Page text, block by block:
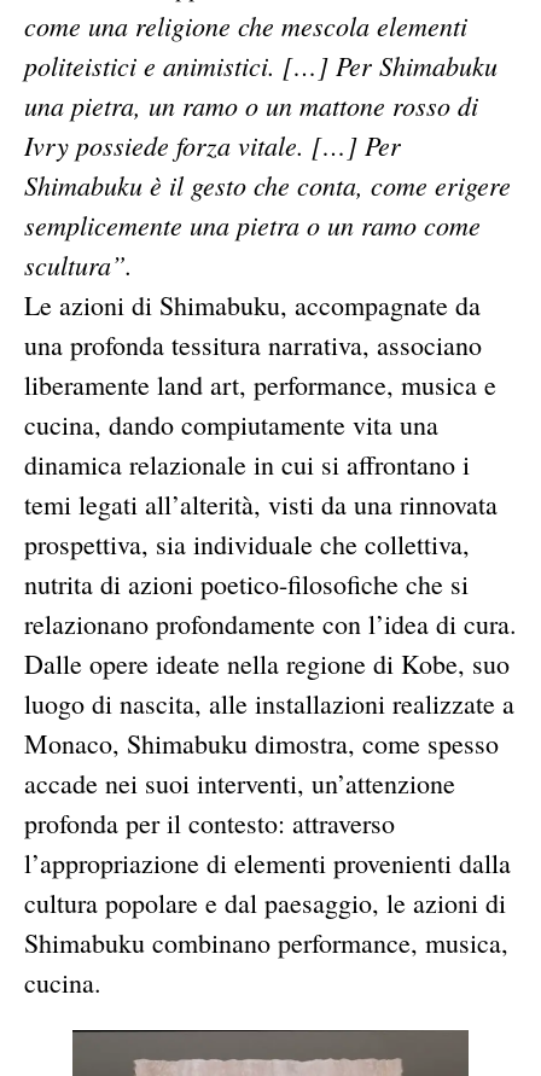
come una religione che mescola elementi
politeistici e animistici. […] Per Shimabuku
una pietra, un ramo o un mattone rosso di
Ivry possiede forza vitale. […] Per
Shimabuku è il gesto che conta, come erigere
semplicemente una pietra o un ramo come
scultura”.
Le azioni di Shimabuku, accompagnate da
una profonda tessitura narrativa, associano
liberamente land art, performance, musica e
cucina, dando compiutamente vita una
dinamica relazionale in cui si affrontano i
temi legati all’alterità, visti da una rinnovata
prospettiva, sia individuale che collettiva,
nutrita di azioni poetico-filosofiche che si
relazionano profondamente con l’idea di cura.
Dalle opere ideate nella regione di Kobe, suo
luogo di nascita, alle installazioni realizzate a
Monaco, Shimabuku dimostra, come spesso
accade nei suoi interventi, un’attenzione
profonda per il contesto: attraverso
l’appropriazione di elementi provenienti dalla
cultura popolare e dal paesaggio, le azioni di
Shimabuku combinano performance, musica,
cucina.